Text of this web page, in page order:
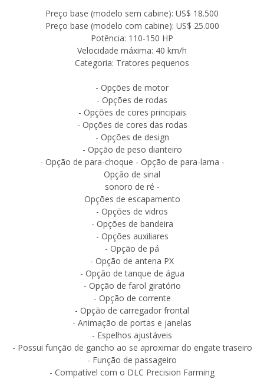
Preço base (modelo sem cabine): US$ 18.500
Preço base (modelo com cabine): US$ 25.000
Potência: 110-150 HP
Velocidade máxima: 40 km/h
Categoria: Tratores pequenos
- Opções de motor
- Opções de rodas
- Opções de cores principais
- Opções de cores das rodas
- Opções de design
- Opção de peso dianteiro
- Opção de para-choque - Opção de para-lama -
Opção de sinal
sonoro de ré -
Opções de escapamento
- Opções de vidros
- Opções de bandeira
- Opções auxiliares
- Opção de pá
- Opção de antena PX
- Opção de tanque de água
- Opção de farol giratório
- Opção de corrente
- Opção de carregador frontal
- Animação de portas e janelas
- Espelhos ajustáveis
​​- Possui função de gancho ao se aproximar do engate traseiro
- Função de passageiro
- Compatível com o DLC Precision Farming